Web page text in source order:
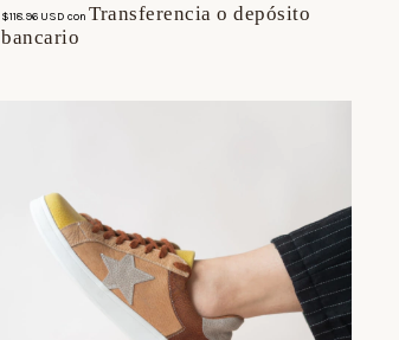
$118.96 USD con Transferencia o depósito
bancario